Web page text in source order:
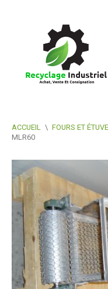
ACCUEIL \ FOURS ET
MLR60